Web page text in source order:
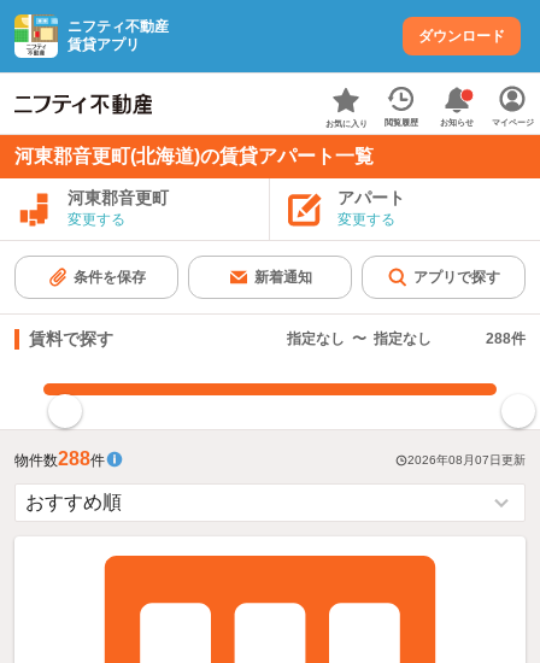
ニフティ不動産
賃貸アプリ
ダウンロード
お気に入り 閲覧履歴 お知らせ マイページ
河東郡音更町(北海道)の賃貸アパート一覧
河東郡音更町
変更する
アパート
変更する
条件を保存 新着通知 アプリで探す
賃料で探す 指定なし 〜 指定なし 288件
物件数288件 2026年08月07日更新